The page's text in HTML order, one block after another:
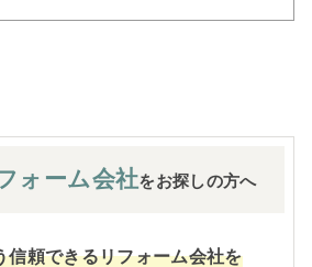
ォーム会社をお探しの方へ
信頼できるリフォーム会社を